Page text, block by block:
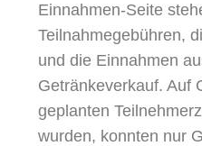
Einnahmen-Seite
Teilnahmegebühren,
und die Einnahmen
Getränkeverkauf. Auf
geplanten
wurden, konnten nur